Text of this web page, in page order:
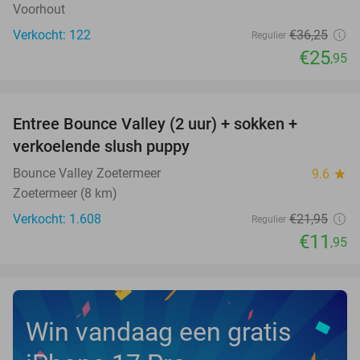
Voorhout
Verkocht: 122
Regulier €36,25
€25,95
Entree Bounce Valley (2 uur) + sokken +
verkoelende slush puppy
Bounce Valley Zoetermeer 9.6 star
Zoetermeer (8 km)
Verkocht: 1.608
Regulier €21,95
€11 ,95
Win vandaag een gratis